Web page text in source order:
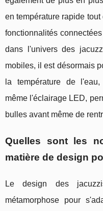
en température rapide
fonctionnalités
dans l'univers des
mobiles, il est désormais
la température de
même l'éclairage LED,
bulles avant même de
Quelles sont les
matière de design
Le design des
métamorphose pour